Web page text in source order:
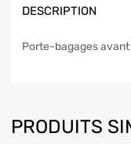
DESCRIPTION
Porte-bagages avant
PRODUITS